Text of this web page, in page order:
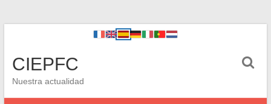
CIEPFC
Nuestra actualidad